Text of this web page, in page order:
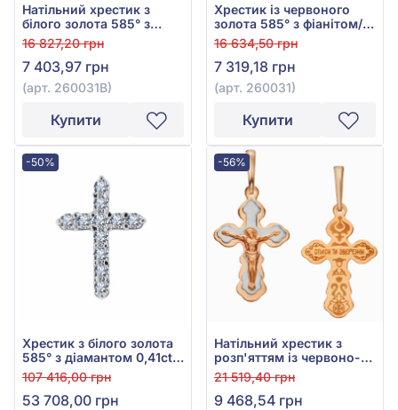
Натільний хрестик з
білого золота 585° з
фіанітом/куб.цирконієм,
арт. 260031В
16 827,20 грн
7 403,97 грн
(арт. 260031В)
Купити
Хрестик із червоного
золота 585° з фіанітом/
куб.цирконієм, арт.
260031
16 634,50 грн
7 319,18 грн
(арт. 260031)
Купити
-50%
Хрестик з білого золота
585° з діамантом 0,41ct,
арт. 705-953
107 416,00 грн
53 708,00 грн
-56%
Натільний хрестик з
розп'яттям із червоно-
білого золота 585°, арт.
210204
21 519,40 грн
9 468,54 грн